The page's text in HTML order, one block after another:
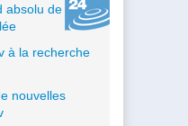
absolu de
à la recherche
nouvelles